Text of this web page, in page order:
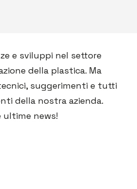
e sviluppi nel settore
della plastica. Ma
suggerimenti e tutti
della nostra azienda.
ultime news!